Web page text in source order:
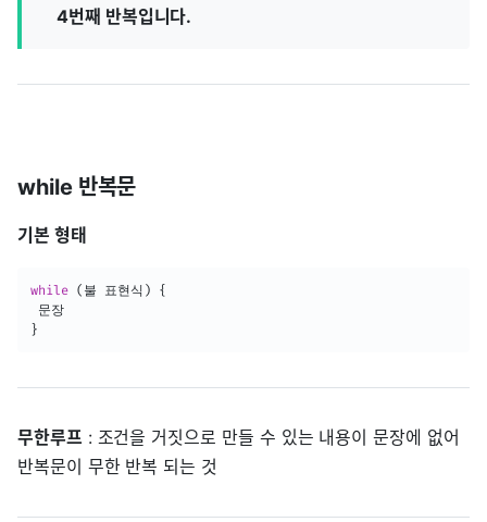
4번째 반복입니다.
while 반복문
기본 형태
while ( 불 표현식 )
{
}
무한루프 : 조건을 거짓으로 만들 수 있는 내용이 문장에 없어
반복문이 무한 반복 되는 것